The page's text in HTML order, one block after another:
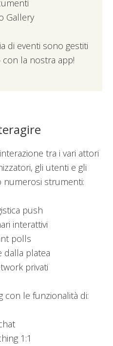
Gallery
di eventi sono gestiti
la nostra app!
tra i vari attori
gli utenti e gli
numerosi strumenti:
push
interattivi
polls
dalla platea
privati
con le funzionalità di:
1:1